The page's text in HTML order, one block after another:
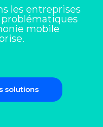
les entreprises
problématiques
mobile
solutions